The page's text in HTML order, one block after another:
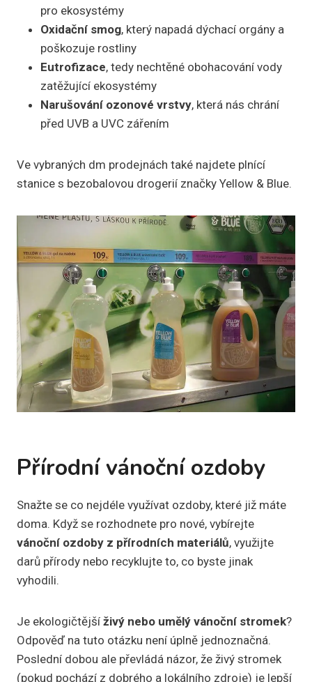
pro ekosystémy
Oxidační smog, který napadá dýchací orgány a
poškozuje rostliny
Eutrofizace, tedy nechtěné obohacování vody
zatěžující ekosystémy
Narušování ozonové vrstvy, která nás chrání
před UVB a UVC zářením
Ve vybraných dm prodejnách také najdete plnící
stanice s bezobalovou drogerií značky Yellow & Blue.
Přírodní vánoční ozdoby
Snažte se co nejdéle využívat ozdoby, které již máte
doma. Když se rozhodnete pro nové, vybírejte
vánoční ozdoby z přírodních materiálů, využijte
darů přírody nebo recyklujte to, co byste jinak
vyhodili.
Je ekologičtější živý nebo umělý vánoční stromek?
Odpověď na tuto otázku není úplně jednoznačná.
Poslední dobou ale převládá názor, že živý stromek
(pokud pochází z dobrého a lokálního zdroje) je lepší